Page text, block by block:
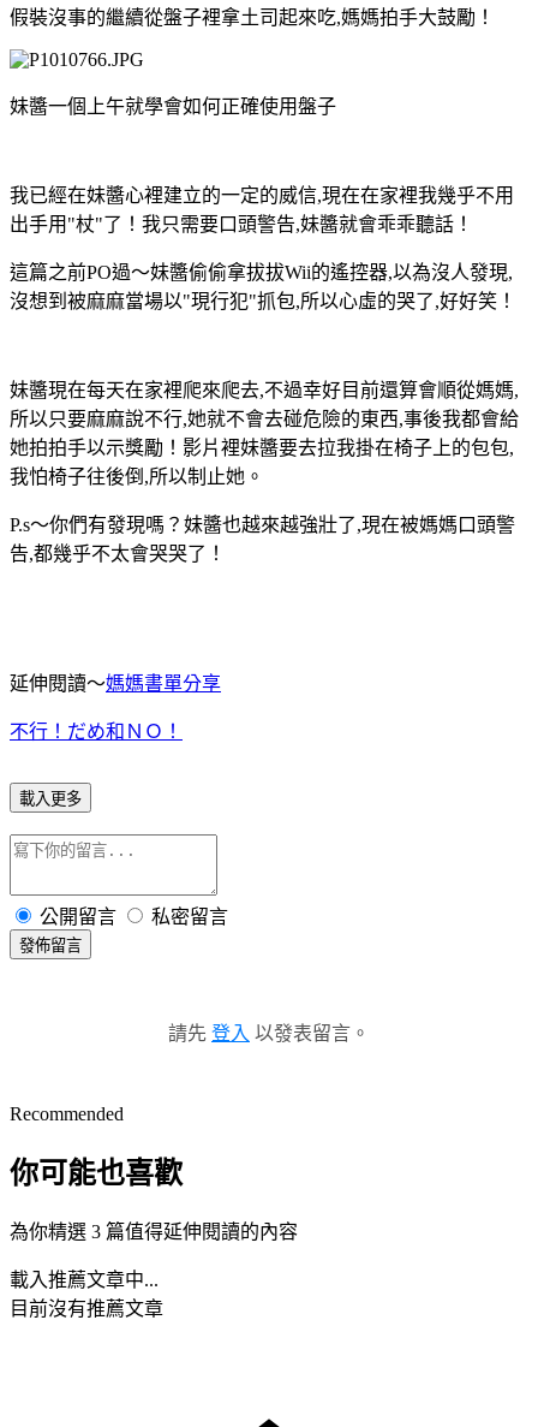
假裝沒事的繼續從盤子裡拿土司起來吃,媽媽拍手大鼓勵！
妹醬一個上午就學會如何正確使用盤子
我已經在妹醬心裡建立的一定的威信,現在在家裡我幾乎不用
出手用"杖"了！我只需要口頭警告,妹醬就會乖乖聽話！
這篇之前PO過～妹醬偷偷拿拔拔Wii的遙控器,以為沒人發現,
沒想到被麻麻當場以"現行犯"抓包,所以心虛的哭了,好好笑！
妹醬現在每天在家裡爬來爬去,不過幸好目前還算會順從媽媽,
所以只要麻麻說不行,她就不會去碰危險的東西,事後我都會給
她拍拍手以示獎勵！影片裡妹醬要去拉我掛在椅子上的包包,
我怕椅子往後倒,所以制止她。
P.s～你們有發現嗎？妹醬也越來越強壯了,現在被媽媽口頭警
告,都幾乎不太會哭哭了！
延伸閱讀～媽媽書單分享
不行！だめ和ＮＯ！
載入更多
公開留言 私密留言
發佈留言
請先 登入 以發表留言。
Recommended
你可能也喜歡
為你精選 3 篇值得延伸閱讀的內容
載入推薦文章中...
目前沒有推薦文章